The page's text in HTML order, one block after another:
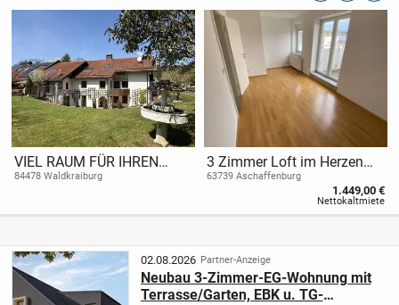
VIEL RAUM FÜR IHREN
WOHNTRAUM
84478 Waldkraiburg
3 Zimmer Loft im Herzen
von Aschaffenburg Zentrum
mit 3 Kaltmieten Gratis +
500€ Gutschein
63739 Aschaffenburg
1.449,00 €
Nettokaltmiete
02.08.2026 Partner-Anzeige
Neubau 3-Zimmer-EG-Wohnung mit
Terrasse/Garten, EBK u. TG-